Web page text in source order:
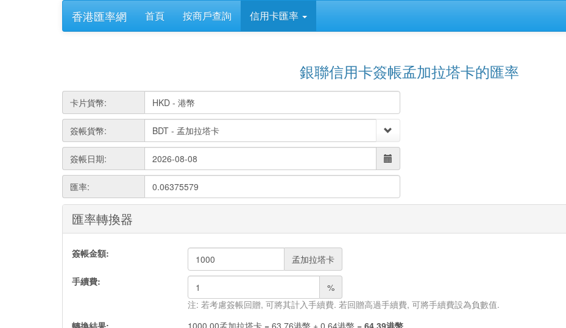
香港匯率網 首頁 按商戶查詢 信用卡匯率
銀聯信用卡簽帳孟加拉塔卡的匯率
卡片貨幣:
簽帳貨幣:
簽帳日期:
匯率: 0.06375579
匯率轉換器
簽帳金額:
孟加拉塔卡
手續費:
%
注: 若考慮簽帳回贈, 可將其計入手續費. 若回贈高過手續費, 可將手續費設為負數值.
轉換結果:
1000.00孟加拉塔卡 = 63.76港幣 + 0.64港幣 = 64.39港幣